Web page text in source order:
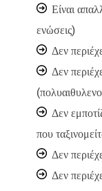
Είναι
ενώσεις)
Δεν
Δεν
Δεν
που
Δεν
Δεν